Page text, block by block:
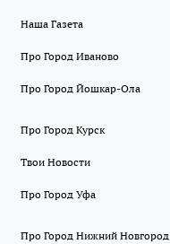
Наша Газета
Про Город Иваново
Про Город Йошкар-Ола
Про Город Курск
Твои Новости
Про Город Уфа
Про Город Нижний Новгород